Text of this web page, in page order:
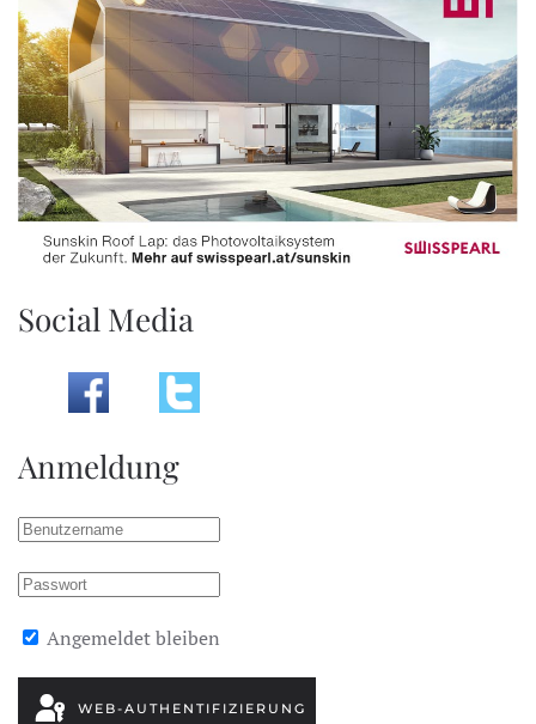
Social Media
Anmeldung
Angemeldet bleiben
WEB-AUTHENTIFIZIERUNG